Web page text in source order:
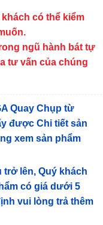
có thể kiểm
ngũ hành bát tự
tư vấn của chúng
Quay Chụp từ
được Chi tiết sản
xem sản phẩm
lên, Quý khách
có giá dưới 5
vui lòng trả thêm